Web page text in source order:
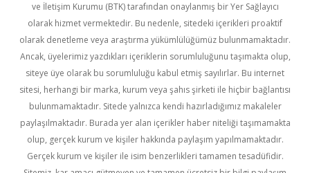
ve İletişim Kurumu (BTK) tarafından onaylanmış bir Yer Sağlayıcı
olarak hizmet vermektedir. Bu nedenle, sitedeki içerikleri proaktif
olarak denetleme veya araştırma yükümlülüğümüz bulunmamaktadır.
Ancak, üyelerimiz yazdıkları içeriklerin sorumluluğunu taşımakta olup,
siteye üye olarak bu sorumluluğu kabul etmiş sayılırlar. Bu internet
sitesi, herhangi bir marka, kurum veya şahıs şirketi ile hiçbir bağlantısı
bulunmamaktadır. Sitede yalnızca kendi hazırladığımız makaleler
paylaşılmaktadır. Burada yer alan içerikler haber niteliği taşımamakta
olup, gerçek kurum ve kişiler hakkında paylaşım yapılmamaktadır.
Gerçek kurum ve kişiler ile isim benzerlikleri tamamen tesadüfidir.